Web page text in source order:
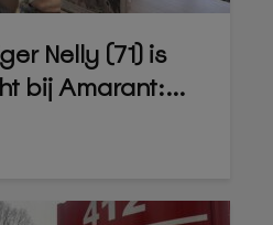
Nelly (71) is
bij Amarant:...